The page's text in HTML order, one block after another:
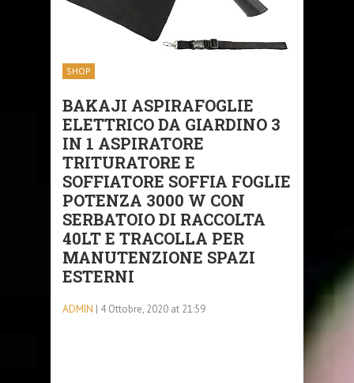
SHOP
BAKAJI ASPIRAFOGLIE
ELETTRICO DA GIARDINO 3
IN 1 ASPIRATORE
TRITURATORE E
SOFFIATORE SOFFIA FOGLIE
POTENZA 3000 W CON
SERBATOIO DI RACCOLTA
40LT E TRACOLLA PER
MANUTENZIONE SPAZI
ESTERNI
ADMIN | 4 Ottobre, 2020 at 21:59